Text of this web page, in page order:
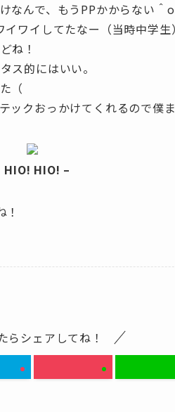
なんで、もうPPかからない＾o
ワイしてたなー（当時中学生）
ね！
ス的にはいい。
（
ックおっかけてくれるので僕
HIO! HIO! –
らシェアしてね！